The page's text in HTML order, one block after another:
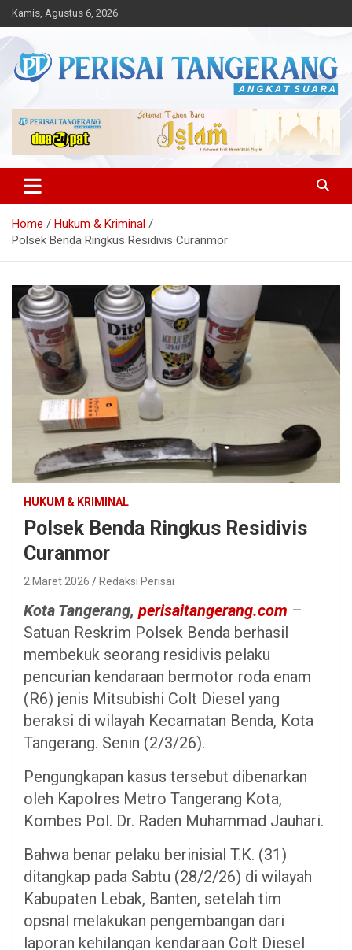
Skip
to
content
Kamis, Agustus 6, 2026
Perisai Tangerang – Angkat
Suara
Home
Hukum & Kriminal
Polsek Benda Ringkus Residivis Curanmor
HUKUM & KRIMINAL
Polsek Benda Ringkus Residivis
Curanmor
2 Maret 2026 Redaksi Perisai
Kota Tangerang, perisaitangerang.com –
Satuan Reskrim Polsek Benda berhasil
membekuk seorang residivis pelaku
pencurian kendaraan bermotor roda enam
(R6) jenis Mitsubishi Colt Diesel yang
beraksi di wilayah Kecamatan Benda, Kota
Tangerang. Senin (2/3/26).
Pengungkapan kasus tersebut dibenarkan
oleh Kapolres Metro Tangerang Kota,
Kombes Pol. Dr. Raden Muhammad Jauhari.
Bahwa benar pelaku berinisial T.K. (31)
ditangkap pada Sabtu (28/2/26) di wilayah
Kabupaten Lebak, Banten, setelah tim
opsnal melakukan pengembangan dari
laporan kehilangan kendaraan Colt Diesel